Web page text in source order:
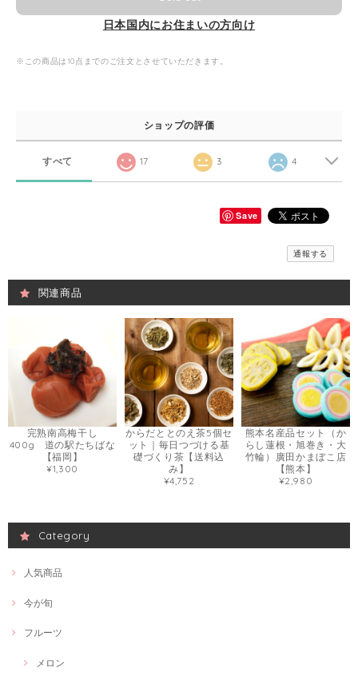
日本国内にお住まいの方向け
※この商品は10点までのご注文とさせていただきます。
ショップの評価
すべて 17 3 4
Save
通報する
関連商品
完熟南高梅干し
400g 道の駅たちばな
【福岡】
¥1,300
からだととのえ茶5個セ
ット｜毎日つづける基
礎づくり茶【送料込
み】
¥4,752
熊本名産品セット（か
らし蓮根・旭巻き・大
竹輪）廣田かまぼこ店
【熊本】
¥2,980
Category
人気商品
今が旬
フルーツ
メロン